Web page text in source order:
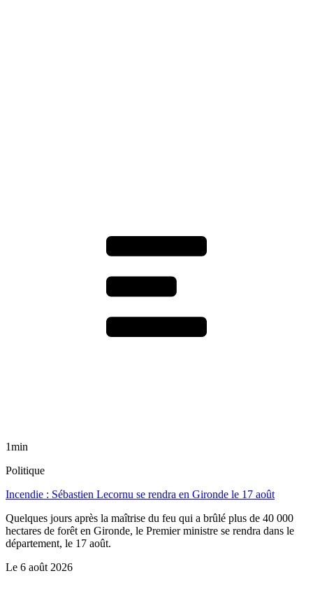
1min
Politique
Incendie : Sébastien Lecornu se rendra en Gironde le 17 août
Quelques jours après la maîtrise du feu qui a brûlé plus de 40 000
hectares de forêt en Gironde, le Premier ministre se rendra dans le
département, le 17 août.
Le 6 août 2026